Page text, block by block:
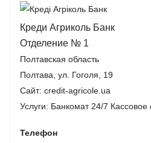
Креди Агриколь Банк
Отделение № 1
Полтавская область
Полтава, ул. Гоголя, 19
Сайт: credit-agricole.ua
Услуги: Банкомат 24/7 Кассовое
Телефон